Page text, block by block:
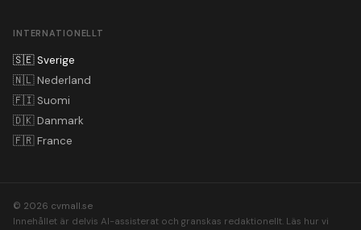
INTERNATIONELLT
🇸🇪 Sverige
🇳🇱 Nederland
🇫🇮 Suomi
🇩🇰 Danmark
🇫🇷 France
© 2026 cvmall.se
Innehållet är delvis AI-assisterat och granskas redaktionellt. Läs hur vi